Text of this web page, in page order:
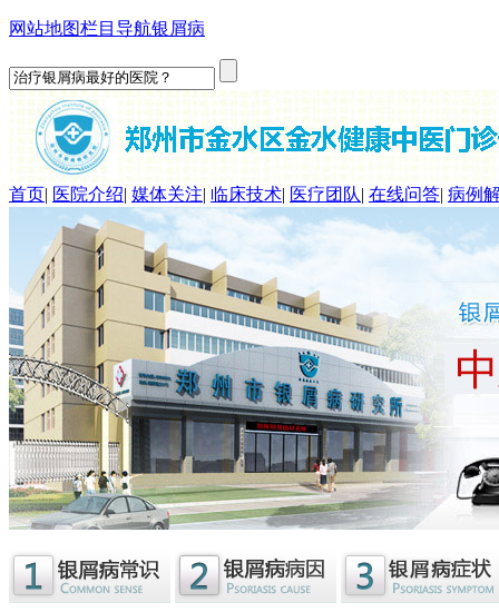
网站地图栏目导航银屑病
首页| 医院介绍| 媒体关注| 临床技术| 医疗团队| 在线问答| 病例